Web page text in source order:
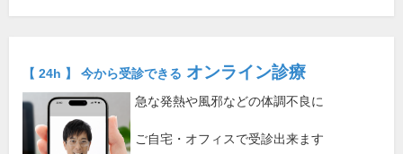
【 24h 】 今から受診できる オンライン診療
急な発熱や風邪などの体調不良に
ご自宅・オフィスで受診出来ます